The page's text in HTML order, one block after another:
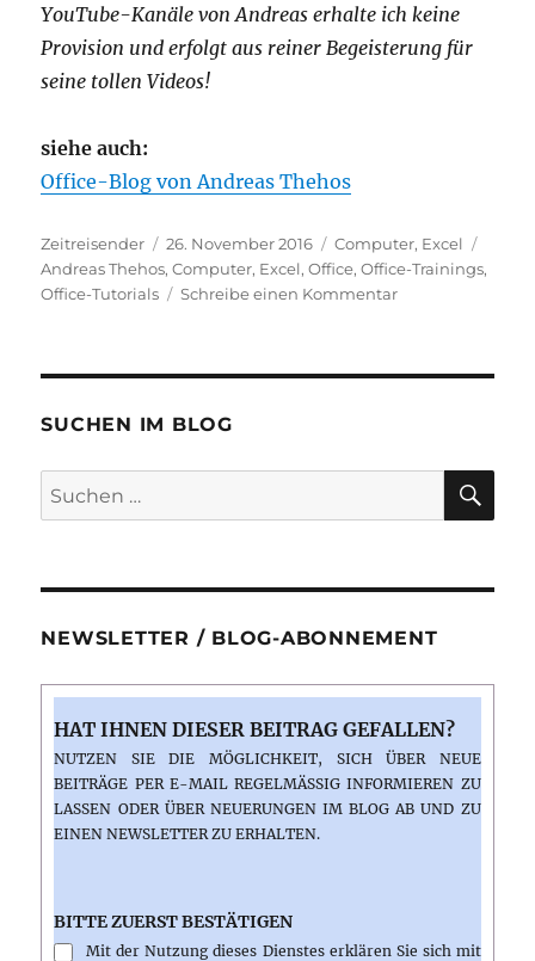
YouTube-Kanäle von Andreas erhalte ich keine
Provision und erfolgt aus reiner Begeisterung für
seine tollen Videos!
siehe auch:
Office-Blog von Andreas Thehos
Autor
Zeitreisender
Veröffentlicht
am
26. November 2016 Kategorien
Computer, Excel
Andreas Thehos,Computer, Excel,Office,Office-Trainings,
Office-Tutorials
Schreibe einen Kommentarzu
#2
SUCHEN IM BLOG
Suchen
nach:
NEWSLETTER / BLOG-ABONNEMENT
HAT IHNEN DIESER BEITRAG GEFALLEN?
NUTZEN SIE DIE MÖGLICHKEIT, SICH ÜBER NEUE
BEITRÄGE PER E-MAIL REGELMÄSSIG INFORMIEREN ZU L
ASSEN ODER ÜBER NEUERUNGEN IM BLOG AB UND ZU E
INEN NEWSLETTER ZU ERHALTEN.
BITTE ZUERST BESTÄTIGEN
Mit der Nutzung dieses Dienstes erklären Sie sich mit